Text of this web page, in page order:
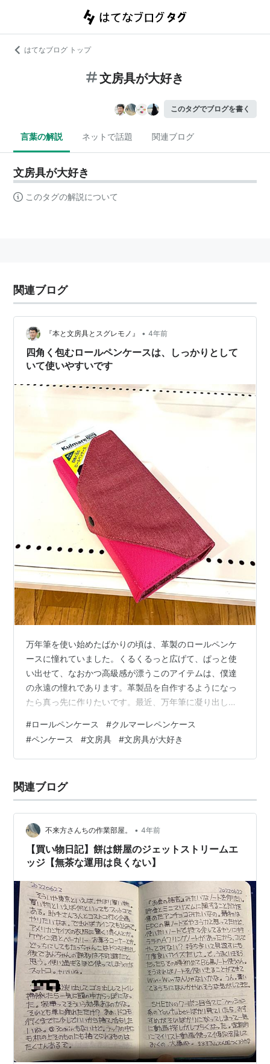
はてなブログ トップ
文房具が大好き
このタグでブログを書く
言葉の解説 ネットで話題 関連ブログ
文房具が大好き
このタグの解説について
関連ブログ
『本と文房具とスグレモノ』 • 4年前
四角く包むロールペンケースは、しっかりとして
いて使いやすいです
万年筆を使い始めたばかりの頃は、革製のロールペンケ
ースに憧れていました。くるくるっと広げて、ぱっと使
い出せて、なおかつ高級感が漂うこのアイテムは、僕達
の永遠の憧れであります。革製品を自作するようになっ
たら真っ先に作りたいです。最近、万年筆に凝り出した
て万年筆をチョイスして使い始めます。挑発していると
しか思えないのですが、無視してます。この挑発に乗る
とお金のある限り買い続ける泥試合になっちゃうので
四角く包むロールペンケース「クルマーレペンケース・
スクエア」がとても良いのでブログで紹介しておきま
#ロールペンケース #クルマーレペンケース
#ペンケース #文房具 #文房具が大好き
関連ブログ
不来方さんちの作業部屋。 • 4年前
【買い物日記】餅は餅屋のジェットストリームエ
ッジ【無茶な運用は良くない】